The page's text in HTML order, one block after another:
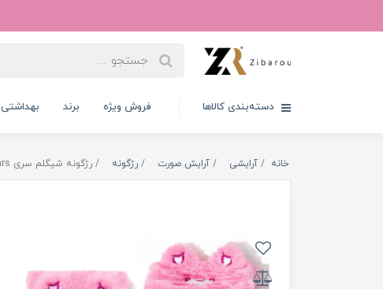
دسته‌بندی کالاها فروش ویژه برند بهداشتی
خانه آرایشی آرایش صورت رژگونه رژگونه شیگلم سری Care Bears رنگ Fab-U-Lous^